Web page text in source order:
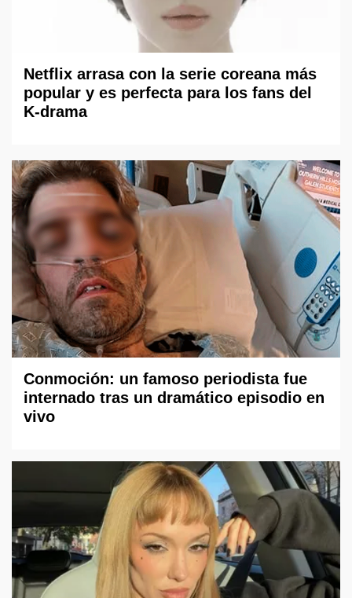
Netflix arrasa con la serie coreana más
popular y es perfecta para los fans del
K-drama
Conmoción: un famoso periodista fue
internado tras un dramático episodio en
vivo